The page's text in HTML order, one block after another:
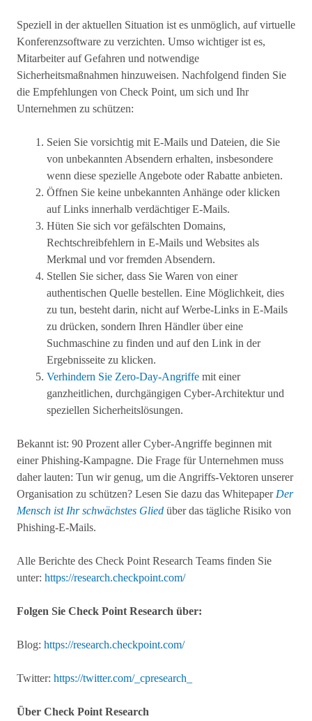
Speziell in der aktuellen Situation ist es unmöglich, auf virtuelle
Konferenzsoftware zu verzichten. Umso wichtiger ist es,
Mitarbeiter auf Gefahren und notwendige
Sicherheitsmaßnahmen hinzuweisen. Nachfolgend finden Sie
die Empfehlungen von Check Point, um sich und Ihr
Unternehmen zu schützen:
Seien Sie vorsichtig mit E-Mails und Dateien, die Sie
von unbekannten Absendern erhalten, insbesondere
wenn diese spezielle Angebote oder Rabatte anbieten.
Öffnen Sie keine unbekannten Anhänge oder klicken
auf Links innerhalb verdächtiger E-Mails.
Hüten Sie sich vor gefälschten Domains,
Rechtschreibfehlern in E-Mails und Websites als
Merkmal und vor fremden Absendern.
Stellen Sie sicher, dass Sie Waren von einer
authentischen Quelle bestellen. Eine Möglichkeit, dies
zu tun, besteht darin, nicht auf Werbe-Links in E-Mails
zu drücken, sondern Ihren Händler über eine
Suchmaschine zu finden und auf den Link in der
Ergebnisseite zu klicken.
Verhindern Sie Zero-Day-Angriffe mit einer
ganzheitlichen, durchgängigen Cyber-Architektur und
speziellen Sicherheitslösungen.
Bekannt ist: 90 Prozent aller Cyber-Angriffe beginnen mit
einer Phishing-Kampagne. Die Frage für Unternehmen muss
daher lauten: Tun wir genug, um die Angriffs-Vektoren unserer
Organisation zu schützen? Lesen Sie dazu das Whitepaper Der
Mensch ist Ihr schwächstes Glied über das tägliche Risiko von
Phishing-E-Mails.
Alle Berichte des Check Point Research Teams finden Sie
unter: https://research.checkpoint.com/
Folgen Sie Check Point Research über:
Blog: https://research.checkpoint.com/
Twitter: https://twitter.com/_cpresearch_
Über Check Point Research